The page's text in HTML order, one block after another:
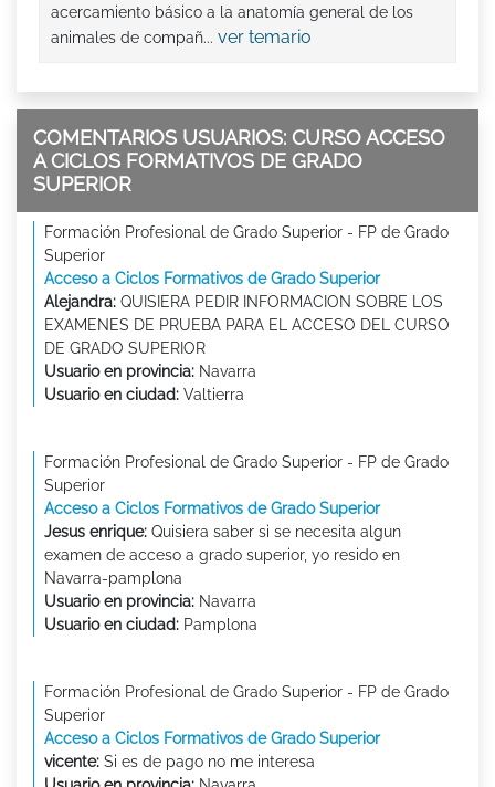
acercamiento básico a la anatomía general de los
animales de compañ... ver temario
COMENTARIOS USUARIOS: CURSO ACCESO
A CICLOS FORMATIVOS DE GRADO
SUPERIOR
Formación Profesional de Grado Superior - FP de Grado
Superior
Acceso a Ciclos Formativos de Grado Superior
Alejandra: QUISIERA PEDIR INFORMACION SOBRE LOS
EXAMENES DE PRUEBA PARA EL ACCESO DEL CURSO
DE GRADO SUPERIOR
Usuario en provincia: Navarra
Usuario en ciudad: Valtierra
Formación Profesional de Grado Superior - FP de Grado
Superior
Acceso a Ciclos Formativos de Grado Superior
Jesus enrique: Quisiera saber si se necesita algun
examen de acceso a grado superior, yo resido en
Navarra-pamplona
Usuario en provincia: Navarra
Usuario en ciudad: Pamplona
Formación Profesional de Grado Superior - FP de Grado
Superior
Acceso a Ciclos Formativos de Grado Superior
vicente: Si es de pago no me interesa